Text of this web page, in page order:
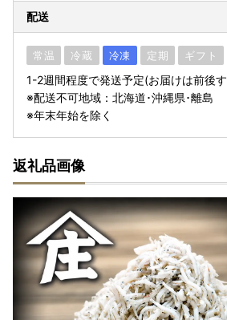
配送
常温 冷蔵 冷凍 定期 ギフト
1-2週間程度で発送予定(お届けは前後
※配送不可地域：北海道･沖縄県･離島
※年末年始を除く
返礼品画像